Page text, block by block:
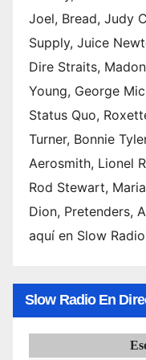
Joel, Bread, Judy
Supply, Juice
Dire Straits,
Young, George
Status Quo,
Turner, Bonnie
Aerosmith, Lionel
Rod Stewart,
Dion, Pretenders,
aquí en Slow
Slow Radio En